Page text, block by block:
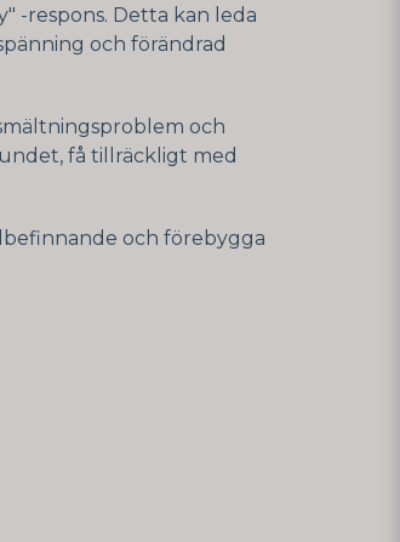
-respons. Detta kan leda
och förändrad
och
få tillräckligt med
och förebygga